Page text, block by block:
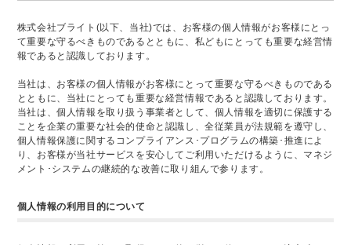
株式会社ブライト(以下、当社)では、お客様の個人情報がお客様にとっ
て重要な守るべきものであるとともに、私どもにとっても重要な経営情
報であると認識しております。
当社は、お客様の個人情報がお客様にとって重要な守るべきものである
とともに、当社にとっても重要な経営情報であると認識しております。
当社は、個人情報を取り扱う事業者として、個人情報を適切に保護する
ことを企業の重要な社会的使命と認識し、全従業員が法規範を遵守し、
個人情報保護に関するコンプライアンス･プログラムの構築･推進によ
り、お客様が当社サービスを安心してご利用いただけるように、マネジ
メント･システムの継続的な改善に取り組んで参ります。
個人情報の利用目的について